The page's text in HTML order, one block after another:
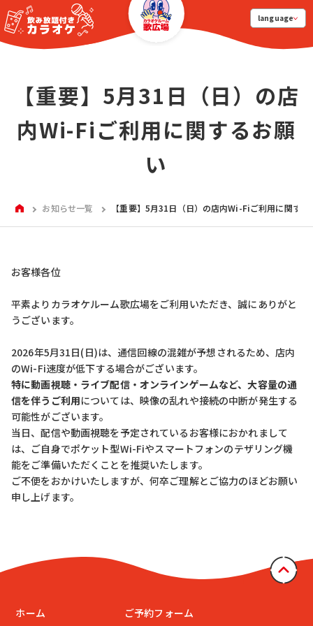
language
【重要】5月31日（日）の店
内Wi-Fiご利用に関するお願
い
HOMEお知らせ一覧 【重要】5月31日（日）の店内Wi-Fiご利用に関する
お客様各位
平素よりカラオケルーム歌広場をご利用いただき、誠にありがと
うございます。
2026年5月31日(日)は、通信回線の混雑が予想されるため、店内
のWi-Fi速度が低下する場合がございます。
特に動画視聴・ライブ配信・オンラインゲームなど、大容量の通
信を伴うご利用については、映像の乱れや接続の中断が発生する
可能性がございます。
当日、配信や動画視聴を予定されているお客様におかれまして
は、ご自身でポケット型Wi-Fiやスマートフォンのテザリング機
能をご準備いただくことを推奨いたします。
ご不便をおかけいたしますが、何卒ご理解とご協力のほどお願い
申し上げます。
ホーム ご予約フォーム